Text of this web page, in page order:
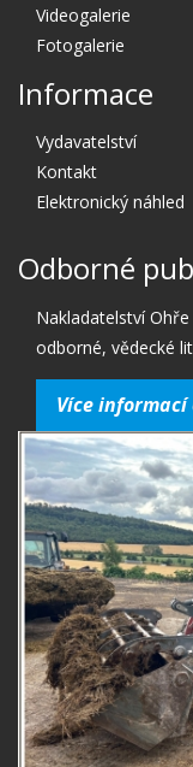
Videogalerie
Fotogalerie
Informace
Vydavatelství
Kontakt
Elektronický náhled
Odborné
Nakladatelství
odborné, vědecké
Více